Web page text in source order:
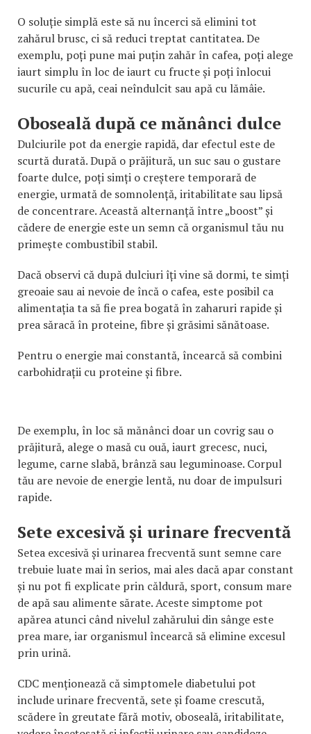
O soluție simplă este să nu încerci să elimini tot
zahărul brusc, ci să reduci treptat cantitatea. De
exemplu, poți pune mai puțin zahăr în cafea, poți alege
iaurt simplu în loc de iaurt cu fructe și poți înlocui
sucurile cu apă, ceai neîndulcit sau apă cu lămâie.
Oboseală după ce mănânci dulce
Dulciurile pot da energie rapidă, dar efectul este de
scurtă durată. După o prăjitură, un suc sau o gustare
foarte dulce, poți simți o creștere temporară de
energie, urmată de somnolență, iritabilitate sau lipsă
de concentrare. Această alternanță între „boost” și
cădere de energie este un semn că organismul tău nu
primește combustibil stabil.
Dacă observi că după dulciuri îți vine să dormi, te simți
greoaie sau ai nevoie de încă o cafea, este posibil ca
alimentația ta să fie prea bogată în zaharuri rapide și
prea săracă în proteine, fibre și grăsimi sănătoase.
Pentru o energie mai constantă, încearcă să combini
carbohidrații cu proteine și fibre.
De exemplu, în loc să mănânci doar un covrig sau o
prăjitură, alege o masă cu ouă, iaurt grecesc, nuci,
legume, carne slabă, brânză sau leguminoase. Corpul
tău are nevoie de energie lentă, nu doar de impulsuri
rapide.
Sete excesivă și urinare frecventă
Setea excesivă și urinarea frecventă sunt semne care
trebuie luate mai în serios, mai ales dacă apar constant
și nu pot fi explicate prin căldură, sport, consum mare
de apă sau alimente sărate. Aceste simptome pot
apărea atunci când nivelul zahărului din sânge este
prea mare, iar organismul încearcă să elimine excesul
prin urină.
CDC menționează că simptomele diabetului pot
include urinare frecventă, sete și foame crescută,
scădere în greutate fără motiv, oboseală, iritabilitate,